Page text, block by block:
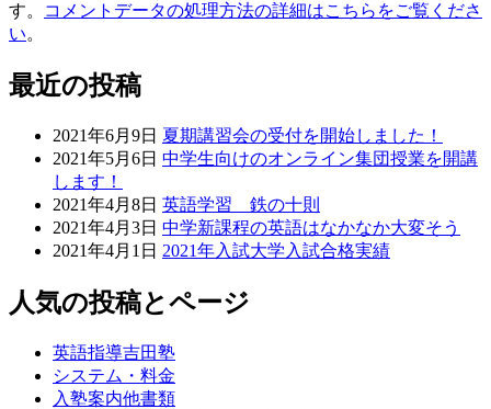
す。
コメントデータの処理方法の詳細はこちらをご覧くださ
い。
最近の投稿
2021年6月9日 夏期講習会の受付を開始しました！
2021年5月6日 中学生向けのオンライン集団授業を開講
します！
2021年4月8日 英語学習 鉄の十則
2021年4月3日 中学新課程の英語はなかなか大変そう
2021年4月1日 2021年入試大学入試合格実績
人気の投稿とページ
英語指導吉田塾
システム・料金
入塾案内他書類